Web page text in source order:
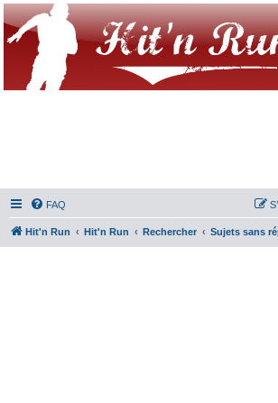
FAQ
Hit'n Run Hit'n Run Rechercher Sujets sans